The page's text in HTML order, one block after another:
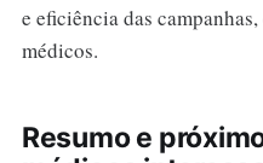
e eficiência das
médicos.
Resumo e